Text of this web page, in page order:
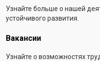
Узнайте больше о нашей
устойчивого развития.
Вакансии
Узнайте о возможностях